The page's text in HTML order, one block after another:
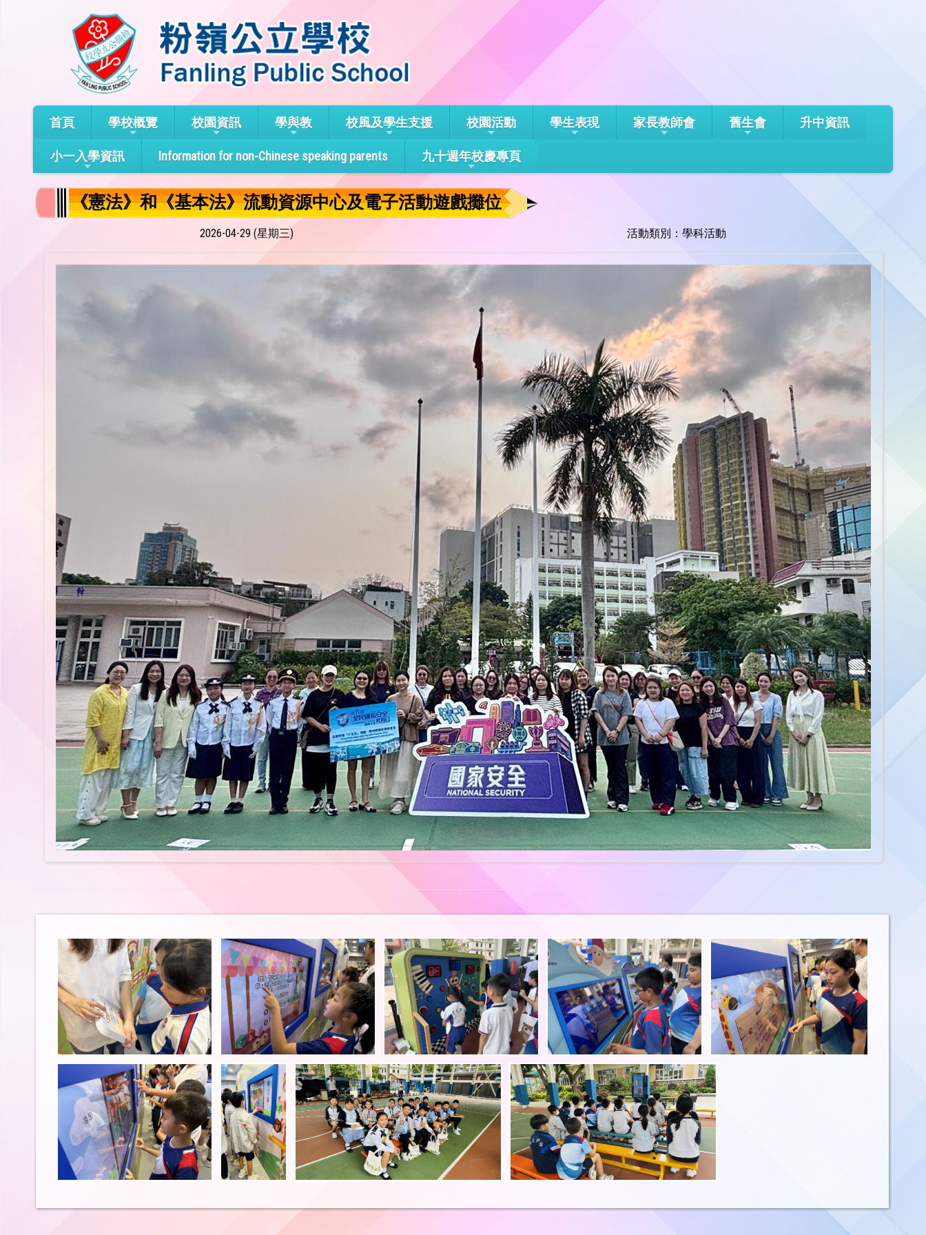
首頁 學校概覽 校園資訊 學與教 校風及學生支援 校園活動 學生表現 家長教師會 舊生會 升中資訊
小一入學資訊 Information for non-Chinese speaking parents 九十週年校慶專頁
《憲法》和《基本法》流動資源中心及電子活動遊戲攤位
2026-04-29 (星期三) 活動類別：學科活動